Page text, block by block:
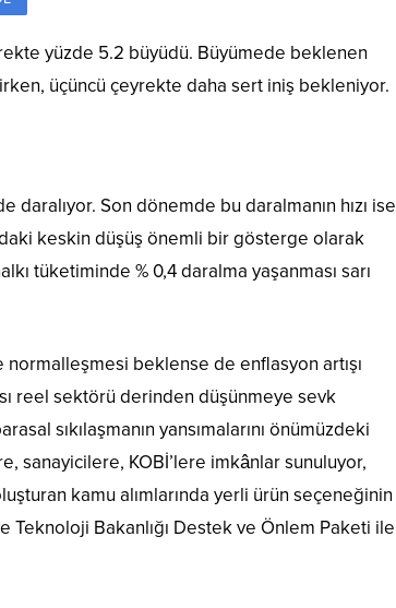
yüzde 5.2 büyüdü. Büyümede beklenen
üçüncü çeyrekte daha sert iniş bekleniyor.
Son dönemde bu daralmanın hızı ise
keskin düşüş önemli bir gösterge olarak
tüketiminde % 0,4 daralma yaşanması sarı
beklense de enflasyon artışı
reel sektörü derinden düşünmeye sevk
sıkılaşmanın yansımalarını önümüzdeki
sanayicilere, KOBİ’lere imkânlar sunuluyor,
kamu alımlarında yerli ürün seçeneğinin
Teknoloji Bakanlığı Destek ve Önlem Paketi ile